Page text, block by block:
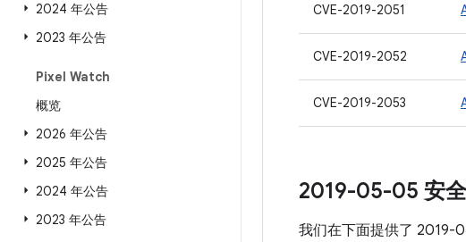
2024 年公告
2023 年公告
Pixel Watch
概览
2026 年公告
2025 年公告
2024 年公告
2023 年公告
CVE-2019-2051
CVE-2019-2052
CVE-2019-2053
2019-05-05 安
我们在下面提供了 2019-